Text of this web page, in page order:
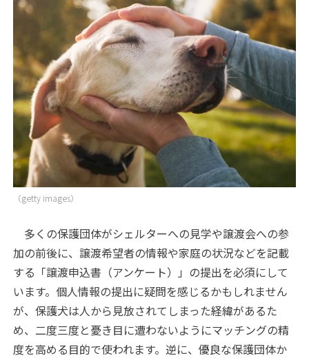
（getty images）
多くの保護団体がシェルターへの見学や譲渡会への参
加の前後に、譲渡希望者の情報や家庭の状況などを記載
する「譲渡申込書（アンケート）」の提出を必須にして
います。個人情報の提出に疑問を感じるかもしれません
が、保護犬は人から見放されてしまった経緯があるた
め、二度三度と憂き目に遭わないようにマッチングの精
度を高める目的で使われます。逆に、優良な保護団体か